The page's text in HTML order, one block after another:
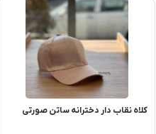
کلاه نقاب دار دخترانه ساتن صورتی